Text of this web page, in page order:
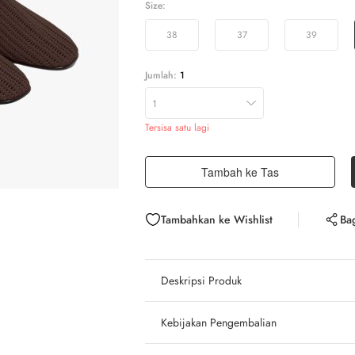
Size:
38 37 39
Jumlah: 1
1
Tersisa satu lagi
Tambah ke Tas
Tambahkan ke Wishlist
Deskripsi Produk
Kebijakan Pengembalian